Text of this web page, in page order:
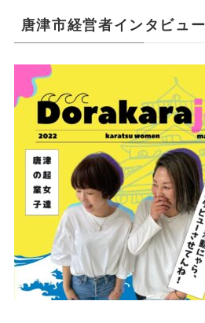
唐津市経営者インタビュー